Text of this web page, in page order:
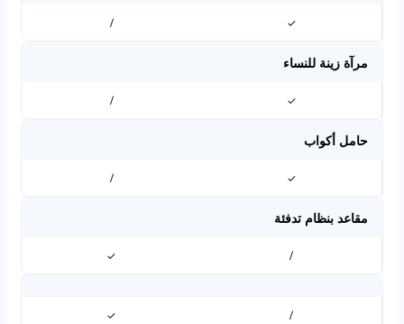
✓
/
مرآة زينة للنساء
✓
/
حامل أكواب
✓
/
مقاعد بنظام تدفئة
/
✓
/
✓